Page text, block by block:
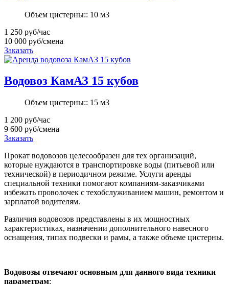
Объем цистерны:: 10 м3
1 250 руб/час
10 000 руб/смена
Заказать
Водовоз КамАЗ 15 кубов
Объем цистерны:: 15 м3
1 200 руб/час
9 600 руб/смена
Заказать
Прокат водовозов целесообразен для тех организаций,
которые нуждаются в транспортировке воды (питьевой или
технической) в периодичном режиме. Услуги аренды
специальной техники помогают компаниям-заказчиками
избежать проволочек с техобслуживанием машин, ремонтом и
зарплатой водителям.
Различия водовозов представлены в их мощностных
характеристиках, назначении дополнительного навесного
оснащения, типах подвески и рамы, а также объеме цистерны.
Водовозы отвечают основным для данного вида техники
параметрам: